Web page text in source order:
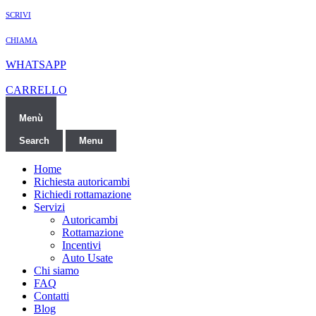
SCRIVI
CHIAMA
WHATSAPP
CARRELLO
Menù
Search Menu
Home
Richiesta autoricambi
Richiedi rottamazione
Servizi
Autoricambi
Rottamazione
Incentivi
Auto Usate
Chi siamo
FAQ
Contatti
Blog